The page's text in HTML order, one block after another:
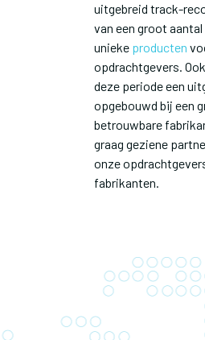
uitgebreid track-
van een groot
unieke producten
opdrachtgevers.
deze periode een
opgebouwd bij een
betrouwbare
graag geziene
onze
fabrikanten.